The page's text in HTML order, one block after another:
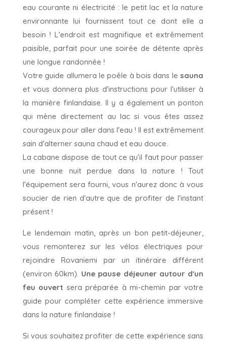
eau courante ni électricité : le petit lac et la nature
environnante lui fournissent tout ce dont elle a
besoin ! L'endroit est magnifique et extrêmement
paisible, parfait pour une soirée de détente après
une longue randonnée !
Votre guide allumera le poêle à bois dans lesauna
et vous donnera plus d'instructions pour l'utiliser à
la manière finlandaise. Il y a également un ponton
qui mène directement au lac si vous êtes assez
courageux pour aller dans l'eau ! Il est extrêmement
sain d'alterner sauna chaud et eau douce.
La cabane dispose de tout ce qu'il faut pour passer
une bonne nuit perdue dans la nature ! Tout
l'équipement sera fourni, vous n'aurez donc à vous
soucier de rien d'autre que de profiter de l'instant
présent !
Le lendemain matin, après un bon petit-déjeuner,
vous remonterez sur les vélos électriques pour
rejoindre Rovaniemi par un itinéraire différent
(environ 60km). Une pause déjeuner autour d'un
feu ouvert sera préparée à mi-chemin par votre
guide pour compléter cette expérience immersive
dans la nature finlandaise !
Si vous souhaitez profiter de cette expérience sans